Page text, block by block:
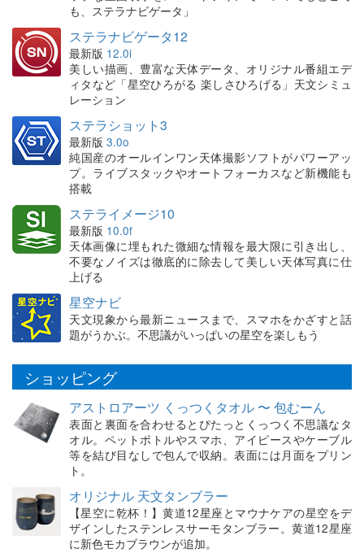
も、ステラナビゲータ」
ステラナビゲータ12
最新版 12.0i
美しい描画、豊富な天体データ、オリジナル番組エデ
ィタなど「星空ひろがる 楽しさひろげる」天文シミュ
レーション
ステラショット3
最新版 3.0o
純国産のオールインワン天体撮影ソフトがパワーアッ
プ。ライブスタックやオートフォーカスなど新機能も
搭載
ステライメージ10
最新版 10.0f
天体画像に埋もれた微細な情報を最大限に引き出し、
不要なノイズは徹底的に除去して美しい天体写真に仕
上げる
星空ナビ
天文現象から最新ニュースまで、スマホをかざすと話
題がうかぶ。不思議がいっぱいの星空を楽しもう
ショッピング
アストロアーツ くっつくタオル 〜 包むーん
表面と裏面を合わせるとぴたっとくっつく不思議なタ
オル。ペットボトルやスマホ、アイピースやケーブル
等を結び目なしで包んで収納。表面には月面をプリン
ト。
オリジナル 天文タンブラー
【星空に乾杯！】黄道12星座とマウナケアの星空をデ
ザインしたステンレスサーモタンブラー。黄道12星座
に新色モカブラウンが追加。